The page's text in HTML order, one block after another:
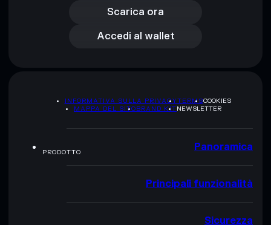
Scarica ora
Accedi al wallet
Accedi al wallet
INFORMATIVA SULLA PRIVACYTERMSCOOKIES
MAPPA DEL SITOBRAND KITNEWSLETTER
PRODOTTO Panoramica
Principali funzionalità
Sicurezza